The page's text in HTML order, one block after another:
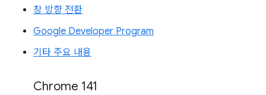
창 방향 전환
Google Developer Program
기타 주요 내용
Chrome 141